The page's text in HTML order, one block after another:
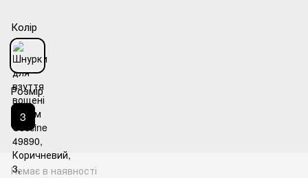
Колір
Розмір
3
Немає в наявності